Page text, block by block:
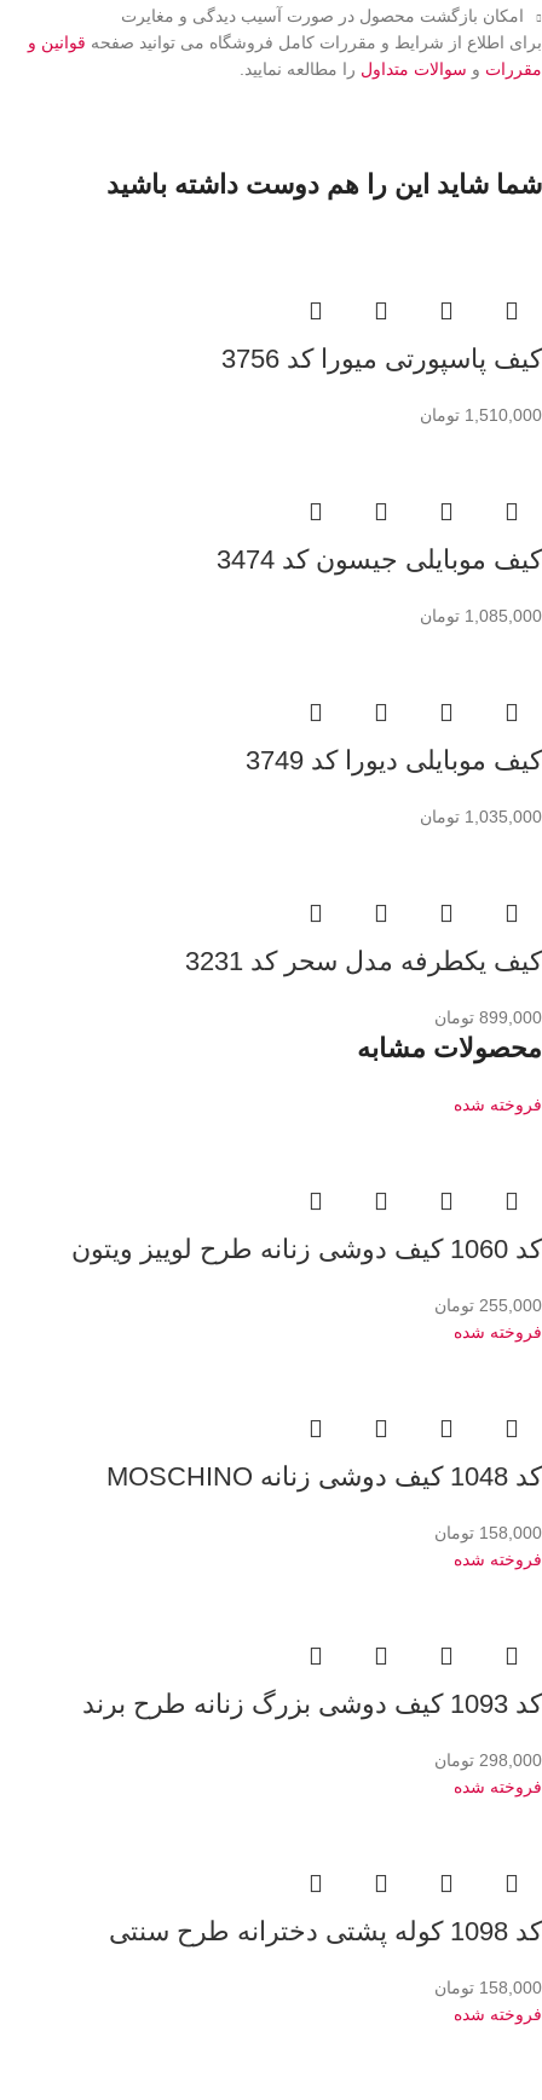
امکان بازگشت محصول در صورت آسیب دیدگی و مغایرت
برای اطلاع از شرایط و مقررات کامل فروشگاه می توانید صفحه قوانین و
مقررات و سوالات متداول را مطالعه نمایید.
شما شاید این را هم دوست داشته باشید
کیف پاسپورتی میورا کد 3756
1,510,000 تومان
کیف موبایلی جیسون کد 3474
1,085,000 تومان
کیف موبایلی دیورا کد 3749
1,035,000 تومان
کیف یکطرفه مدل سحر کد 3231
899,000 تومان
محصولات مشابه
فروخته شده
کد 1060 کیف دوشی زنانه طرح لوییز ویتون
255,000 تومان
فروخته شده
کد 1048 کیف دوشی زنانه MOSCHINO
158,000 تومان
فروخته شده
کد 1093 کیف دوشی بزرگ زنانه طرح برند
298,000 تومان
فروخته شده
کد 1098 کوله پشتی دخترانه طرح سنتی
158,000 تومان
فروخته شده